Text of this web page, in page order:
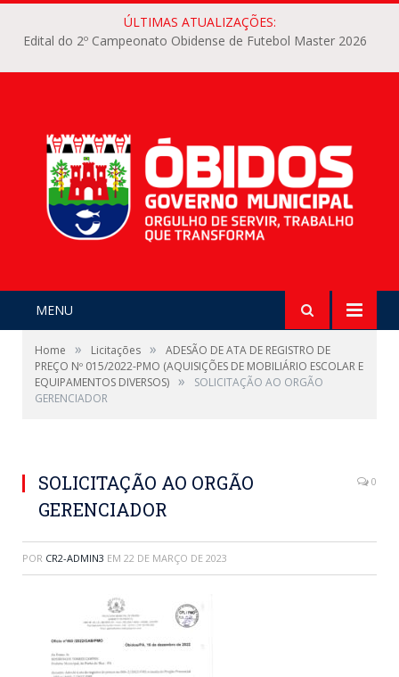
ÚLTIMAS ATUALIZAÇÕES:
Edital do 2º Campeonato Obidense de Futebol Master 2026
MENU
Home » Licitações »
ADESÃO DE ATA DE REGISTRO DE
PREÇO Nº 015/2022-PMO (AQUISIÇÕES DE MOBILIÁRIO ESCOLAR E
EQUIPAMENTOS DIVERSOS) »
SOLICITAÇÃO AO ORGÃO
GERENCIADOR
SOLICITAÇÃO AO ORGÃO
GERENCIADOR
0
POR CR2-ADMIN3 EM 22 DE MARÇO DE 2023